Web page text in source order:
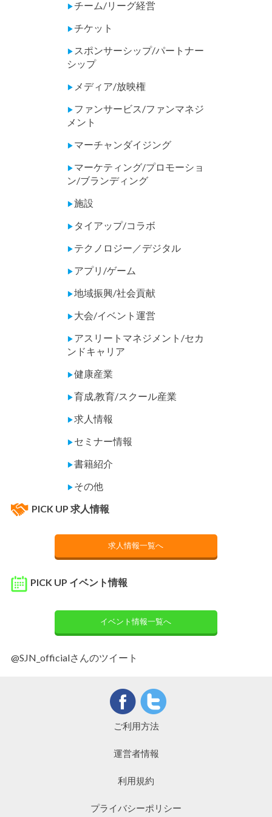
▶チーム/リーグ経営
▶チケット
▶ スポンサーシップ/パートナー
シップ
▶ メディア/放映権
▶ ファンサービス/ファンマネジ
メント
▶ マーチャンダイジング
▶ マーケティング/プロモーショ
ン/ブランディング
▶施設
▶ タイアップ/コラボ
▶ テクノロジー／デジタル
▶ アプリ/ゲーム
▶地域振興/社会貢献
▶ 大会/イベント運営
▶ アスリートマネジメント/セカ
ンドキャリア
▶健康産業
▶育成,教育/スクール産業
▶求人情報
▶ セミナー情報
▶書籍紹介
▶ その他
PICK UP 求人情報
求人情報一覧へ
PICK UP イベント情報
イベント情報一覧へ
@SJN_officialさんのツイート
ご利用方法
運営者情報
利用規約
プライバシーポリシー